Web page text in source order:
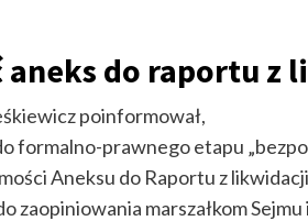
do raportu z
poinformował,
formalno-prawnego etapu
Aneksu do Raportu z
marszałkom Sejmu